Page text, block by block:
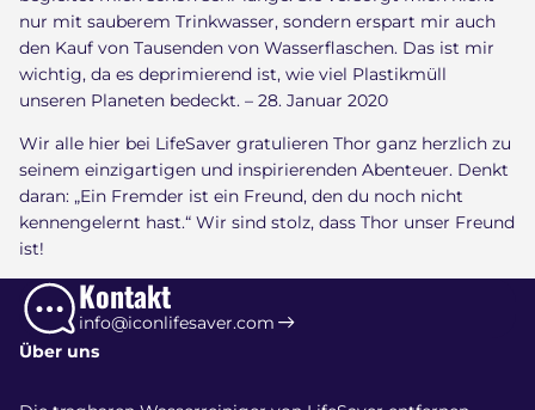
nur mit sauberem Trinkwasser, sondern erspart mir auch
den Kauf von Tausenden von Wasserflaschen. Das ist mir
wichtig, da es deprimierend ist, wie viel Plastikmüll
unseren Planeten bedeckt. – 28. Januar 2020
Wir alle hier bei LifeSaver gratulieren Thor ganz herzlich zu
seinem einzigartigen und inspirierenden Abenteuer. Denkt
daran: „Ein Fremder ist ein Freund, den du noch nicht
kennengelernt hast.“ Wir sind stolz, dass Thor unser Freund
ist!
Kontakt
info@iconlifesaver.com
Über uns